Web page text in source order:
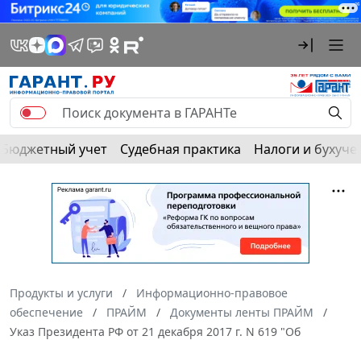
Бюджетный учет Судебная практика Налоги и
Продукты и услуги
Информационно-правовое
обеспечение
ПРАЙМ
Документы ленты ПРАЙМ
Указ Президента РФ от 21 декабря 2017 г. N 619 "Об